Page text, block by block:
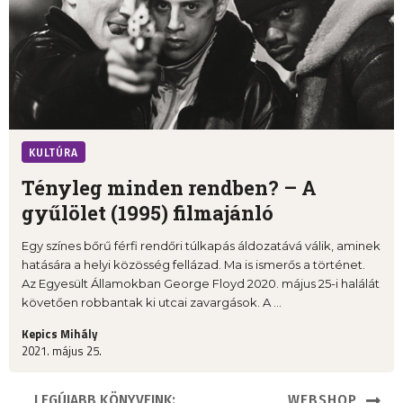
KULTÚRA
Tényleg minden rendben? – A
gyűlölet (1995) filmajánló
Egy színes bőrű férfi rendőri túlkapás áldozatává válik, aminek
hatására a helyi közösség fellázad. Ma is ismerős a történet.
Az Egyesült Államokban George Floyd 2020. május 25-i halálát
követően robbantak ki utcai zavargások. A ...
Kepics Mihály
2021. május 25.